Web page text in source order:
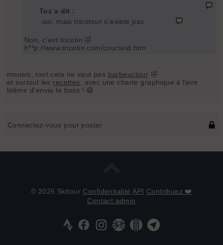
Toz a dit :
oui, mais tricotour n'existe pas
Non, c'est tricotin 🤣
h**p://www.tricotin.com/coursvid.htm
mouais, tout cela ne vaut pas barbeuctour 🤣
et surtout les recettes
, avec une charte graphique à faire
blêmir d'envie le boss ! 😄
Connectez-vous pour poster
© 2026 Skitour Confidentialité API Contribuez ❤️
Contact admin